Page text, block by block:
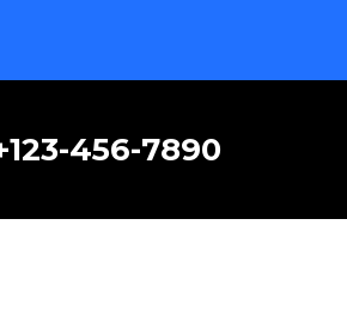
456-7890